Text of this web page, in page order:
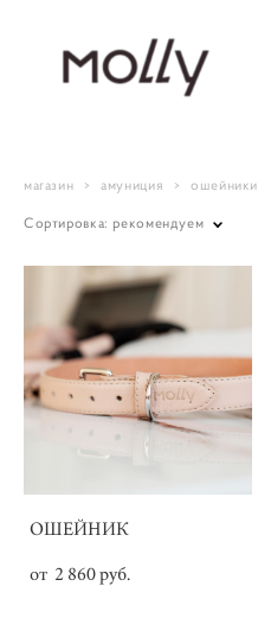
магазин > амуниция > ошейники
Сортировка: рекомендуем
ОШЕЙНИК
от 2 860 pуб.